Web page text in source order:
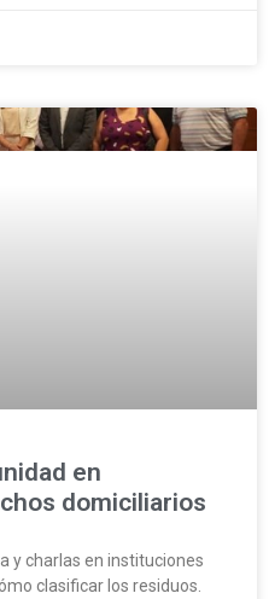
en
domiciliarios
y charlas en instituciones
clasificar los residuos.